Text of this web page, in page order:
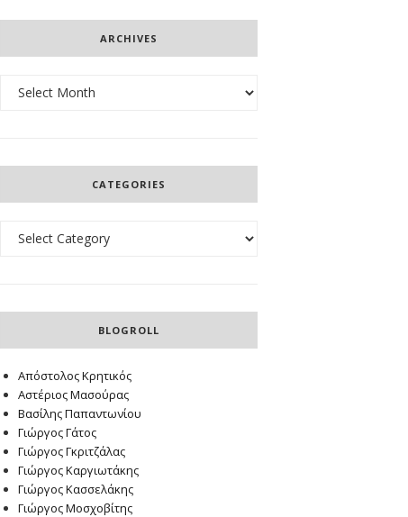
ARCHIVES
CATEGORIES
BLOGROLL
Απόστολος Κρητικός
Αστέριος Μασούρας
Βασίλης Παπαντωνίου
Γιώργος Γάτος
Γιώργος Γκριτζάλας
Γιώργος Καργιωτάκης
Γιώργος Κασσελάκης
Γιώργος Μοσχοβίτης